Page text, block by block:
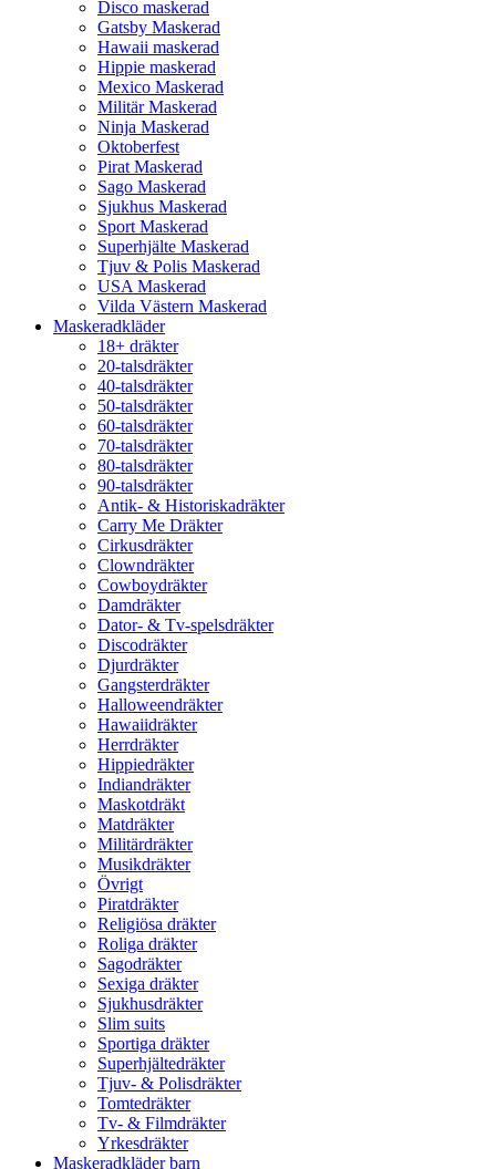
Disco maskerad
Gatsby Maskerad
Hawaii maskerad
Hippie maskerad
Mexico Maskerad
Militär Maskerad
Ninja Maskerad
Oktoberfest
Pirat Maskerad
Sago Maskerad
Sjukhus Maskerad
Sport Maskerad
Superhjälte Maskerad
Tjuv & Polis Maskerad
USA Maskerad
Vilda Västern Maskerad
Maskeradkläder
18+ dräkter
20-talsdräkter
40-talsdräkter
50-talsdräkter
60-talsdräkter
70-talsdräkter
80-talsdräkter
90-talsdräkter
Antik- & Historiskadräkter
Carry Me Dräkter
Cirkusdräkter
Clowndräkter
Cowboydräkter
Damdräkter
Dator- & Tv-spelsdräkter
Discodräkter
Djurdräkter
Gangsterdräkter
Halloweendräkter
Hawaiidräkter
Herrdräkter
Hippiedräkter
Indiandräkter
Maskotdräkt
Matdräkter
Militärdräkter
Musikdräkter
Övrigt
Piratdräkter
Religiösa dräkter
Roliga dräkter
Sagodräkter
Sexiga dräkter
Sjukhusdräkter
Slim suits
Sportiga dräkter
Superhjältedräkter
Tjuv- & Polisdräkter
Tomtedräkter
Tv- & Filmdräkter
Yrkesdräkter
Maskeradkläder barn